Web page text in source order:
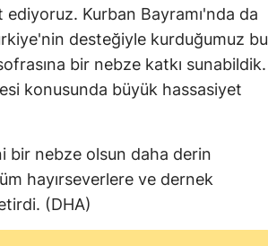
ediyoruz. Kurban Bayramı'nda da
desteğiyle kurduğumuz bu
bir nebze katkı sunabildik.
konusunda büyük hassasiyet
bir nebze olsun daha derin
hayırseverlere ve dernek
(DHA)